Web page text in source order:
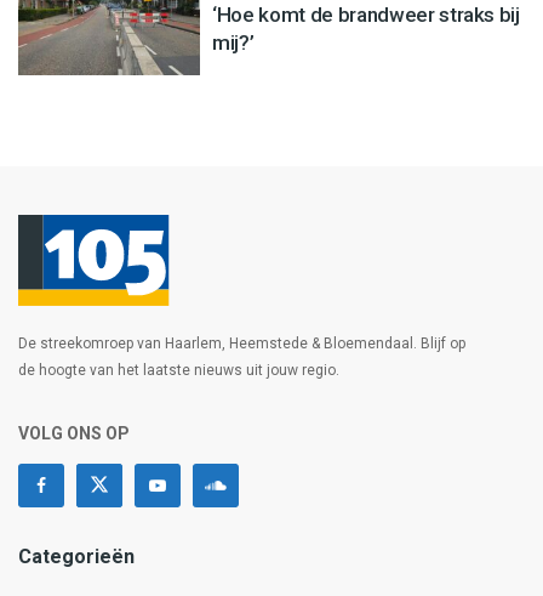
‘Hoe komt de brandweer straks bij
mij?’
De streekomroep van Haarlem, Heemstede & Bloemendaal. Blijf op
de hoogte van het laatste nieuws uit jouw regio.
VOLG ONS OP
Categorieën